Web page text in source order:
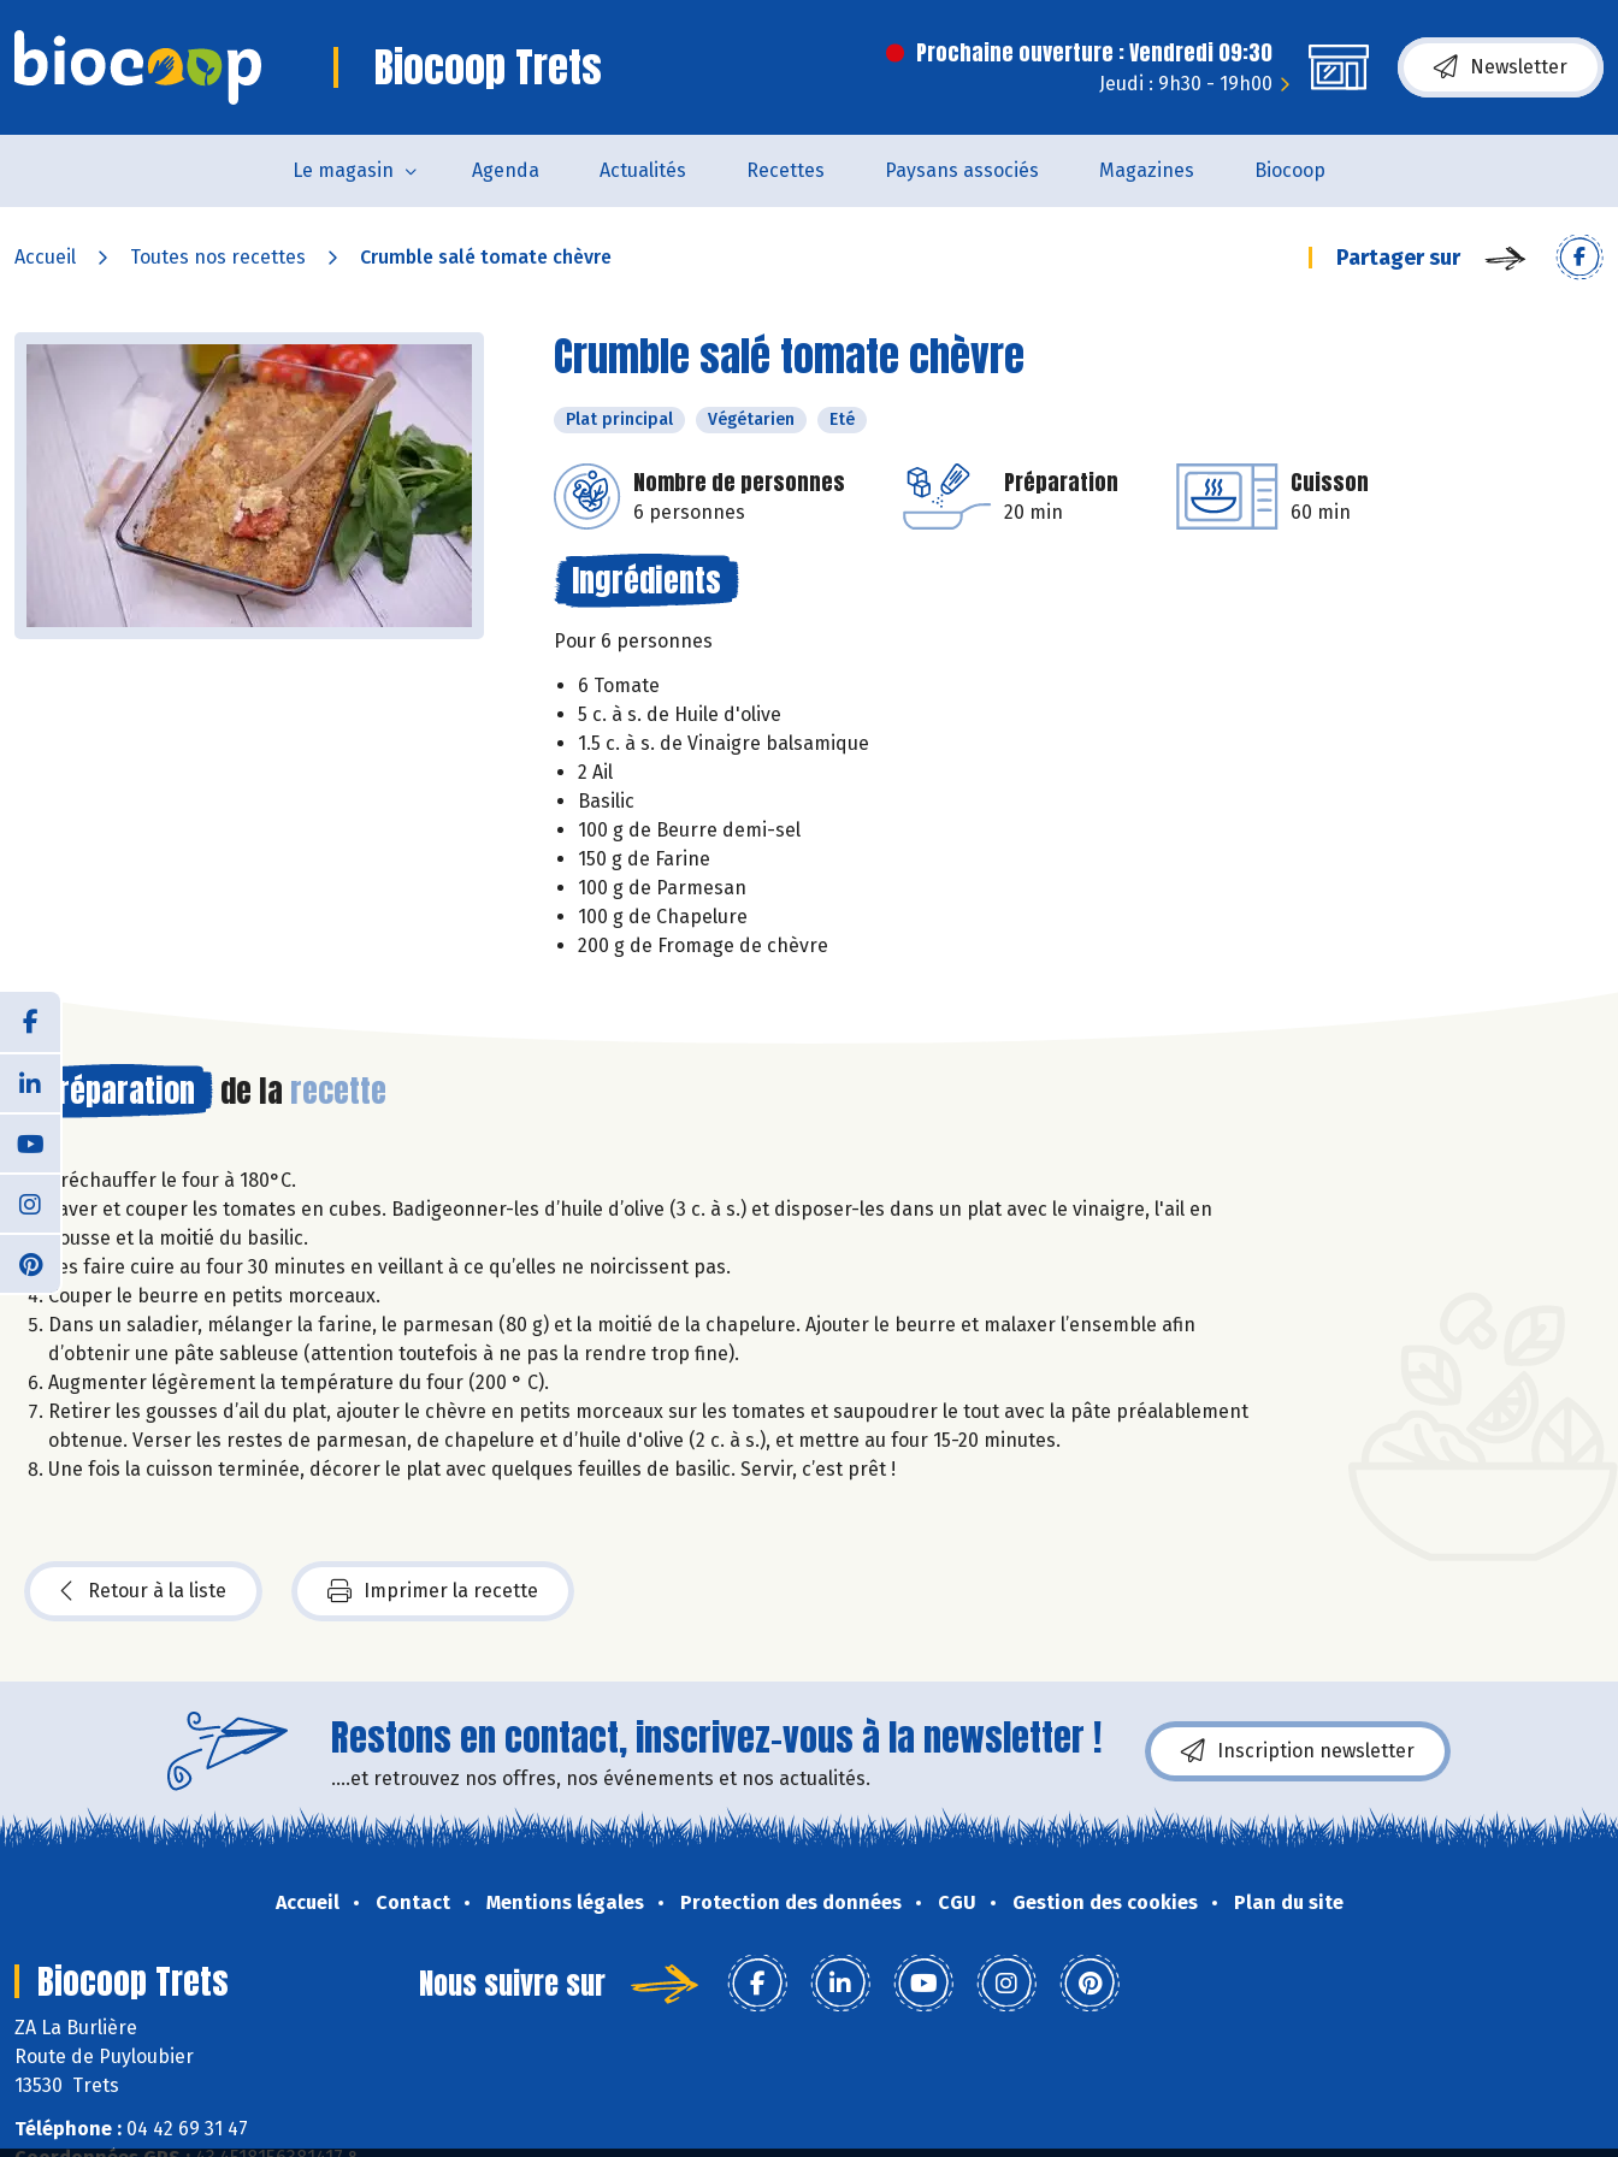
Biocoop Trets Prochaine ouverture : Vendredi 09:30
Jeudi : 9h30 - 19h00
Newsletter
Le magasin Agenda Actualités Recettes Paysans associés Magazines Biocoop
Accueil Toutes nos recettes Crumble salé tomate chèvre Partager sur
Crumble salé tomate chèvre
Plat principal Végétarien Eté
Nombre de personnes
6 personnes
Préparation
20 min
Cuisson
60 min
Ingrédients
Pour 6 personnes
6 Tomate
5 c. à s. de Huile d'olive
1.5 c. à s. de Vinaigre balsamique
2 Ail
Basilic
100 g de Beurre demi-sel
150 g de Farine
100 g de Parmesan
100 g de Chapelure
200 g de Fromage de chèvre
Préparation de la recette
Préchauffer le four à 180°C.
Laver et couper les tomates en cubes. Badigeonner-les d’huile d’olive (3 c. à s.) et disposer-les dans un plat avec le vinaigre, l'ail en
gousse et la moitié du basilic.
Les faire cuire au four 30 minutes en veillant à ce qu’elles ne noircissent pas.
Couper le beurre en petits morceaux.
Dans un saladier, mélanger la farine, le parmesan (80 g) et la moitié de la chapelure. Ajouter le beurre et malaxer l’ensemble afin
d’obtenir une pâte sableuse (attention toutefois à ne pas la rendre trop fine).
Augmenter légèrement la température du four (200 ° C).
Retirer les gousses d’ail du plat, ajouter le chèvre en petits morceaux sur les tomates et saupoudrer le tout avec la pâte préalablement
obtenue. Verser les restes de parmesan, de chapelure et d’huile d'olive (2 c. à s.), et mettre au four 15-20 minutes.
Une fois la cuisson terminée, décorer le plat avec quelques feuilles de basilic. Servir, c’est prêt !
Retour à la liste Imprimer la recette
Restons en contact, inscrivez-vous à la newsletter !
....et retrouvez nos offres, nos événements et nos actualités.
Inscription newsletter
Accueil Contact Mentions légales Protection des données CGU Gestion des cookies Plan du site
Biocoop Trets
ZA La Burlière
Route de Puyloubier
13530 Trets
Téléphone : 04 42 69 31 47
Nous suivre sur